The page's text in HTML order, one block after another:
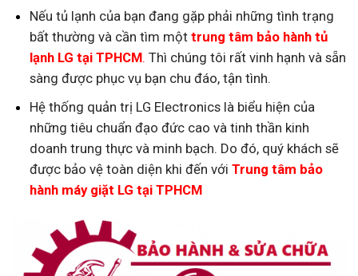
Nếu tủ lạnh của bạn đang gặp phải những tình trạng
bất thường và cần tìm một trung tâm bảo hành tủ
lạnh LG tại TPHCM. Thì chúng tôi rất vinh hạnh và sẵn
sàng được phục vụ bạn chu đáo, tận tình.
Hệ thống quản trị LG Electronics là biểu hiện của
những tiêu chuẩn đạo đức cao và tinh thần kinh
doanh trung thực và minh bạch. Do đó, quý khách sẽ
được bảo vệ toàn diện khi đến với Trung tâm bảo
hành máy giặt LG tại TPHCM